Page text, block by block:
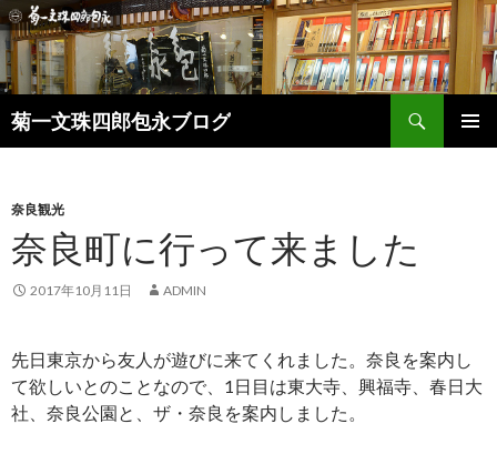
菊一文珠四郎包永ブログ
検
索
ン
ツ
へ
ス
プ
奈良観光
奈良町に行って来ました
2017年10月11日 ADMIN
先日東京から友人が遊びに来てくれました。奈良を案内し
て欲しいとのことなので、1日目は東大寺、興福寺、春日大
社、奈良公園と、ザ・奈良を案内しました。